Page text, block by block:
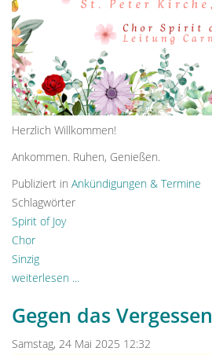
Herzlich Willkommen!
Ankommen. Ruhen, Genießen.
Publiziert in Ankündigungen & Termine
Schlagwörter
Spirit of Joy
Chor
Sinzig
weiterlesen ...
Gegen das Vergessen
Samstag, 24 Mai 2025 12:32